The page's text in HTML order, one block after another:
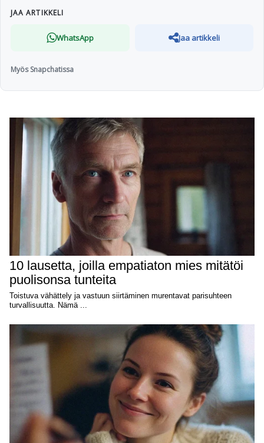
JAA ARTIKKELI
WhatsApp Jaa artikkeli
Myös Snapchatissa